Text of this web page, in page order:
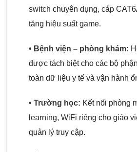
switch chuyên dụng, cáp
tăng hiệu suất game.
• Bệnh viện – phòng khám:
được tách biệt cho các bộ
toàn dữ liệu y tế và vận hành
• Trường học: Kết nối phòng
learning, WiFi riêng cho giáo
quản lý truy cập.